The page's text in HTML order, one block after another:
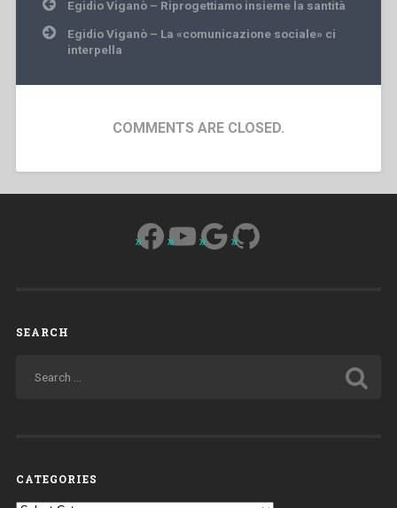
navigation
Egidio Viganò – Riprogettiamo insieme la santità
Egidio Viganò – La «comunicazione sociale» ci
interpella
COMMENTS ARE CLOSED.
Facebook
YouTube
Google
GitHub
SEARCH
CATEGORIES